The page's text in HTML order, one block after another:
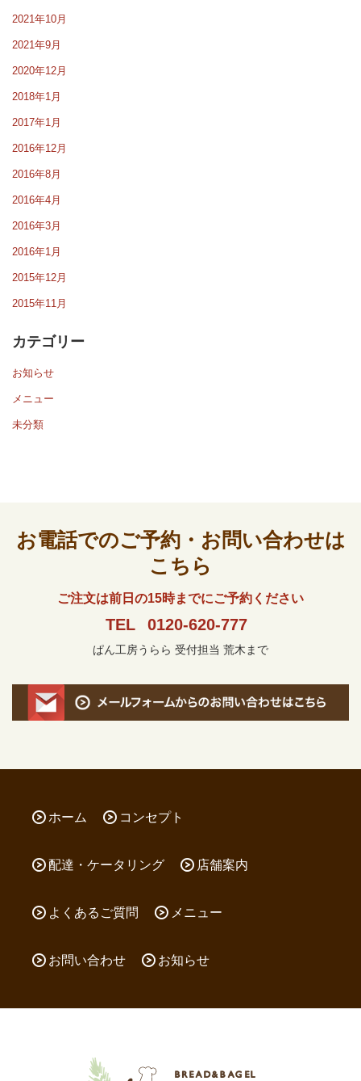
2021年10月
2021年9月
2020年12月
2018年1月
2017年1月
2016年12月
2016年8月
2016年4月
2016年3月
2016年1月
2015年12月
2015年11月
カテゴリー
お知らせ
メニュー
未分類
お電話でのご予約・お問い合わせは
こちら
ご注文は前日の15時までにご予約ください
TEL 0120-620-777
ぱん工房うらら 受付担当 荒木まで
ホーム コンセプト
配達・ケータリング 店舗案内
よくあるご質問 メニュー
お問い合わせ お知らせ